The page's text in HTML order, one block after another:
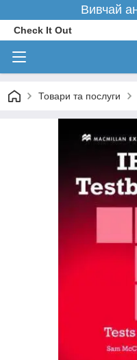
Вивчай
Check It Out
Товари та послуги